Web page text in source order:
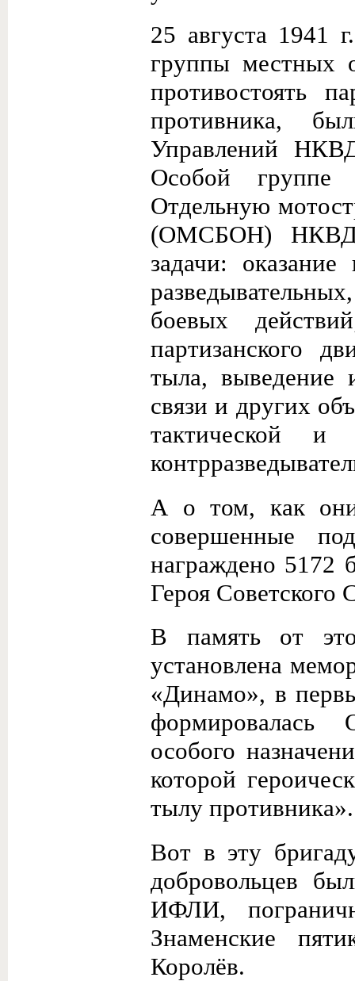
25 августа 1941
группы местных
противостоять
противника,
Управлений
Особой
Отдельную
(ОМСБОН) НКВД
задачи:
боевых
партизанского
тыла, выведение
связи и других
тактической и
А о том, как они
совершенные
награждено 5172
Героя Советского
В память от
установлена
«Динамо», в
формировалась
особого
которой
тылу противника».
Вот в эту
добровольцев
ИФЛИ,
Знаменские
Королёв.